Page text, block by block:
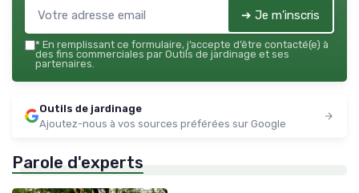
➔ Je m'inscris
* En remplissant ce formulaire, j’accepte d’être contacté(e) à
des fins commerciales par Outils de jardinage et ses
partenaires.
Outils de jardinage
Ajoutez-nous à vos sources préférées sur Google
Parole d'experts